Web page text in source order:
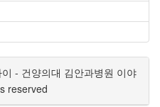
- 건양의대 김안과병원 이야
reserved